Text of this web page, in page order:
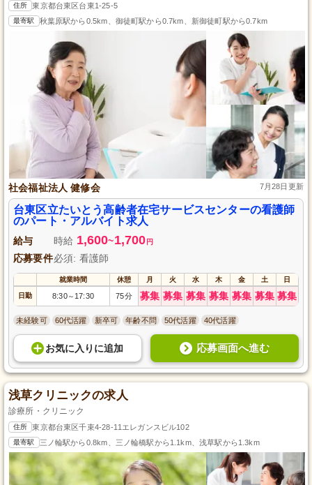
住所 東京都台東区台東1-25-5
最寄駅 秋葉原駅から0.5km、御徒町駅から0.7km、新御徒町駅から0.7km
社会福祉法人 健修会 7月28日更新
台東区立たいとう高齢者在宅サービスセンターの看護師
のパート・アルバイト求人
給与 時給 1,600~1,700 円
応募要件必須: 看護師
就業時間 休憩 月 火 水 木 金 土 日
日勤 8:30～ 17:30 75分 募集 募集 募集 募集 募集 募集 募集
未経験可 60代活躍 新卒可 年齢不問 50代活躍 40代活躍
お気に入り に追加 応募画面へ進む
浅草クリニックの求人
診療所・クリニック
住所 東京都台東区千束4-28-11エレガンスビル102
最寄駅 三ノ輪駅から0.8km、三ノ輪橋駅から1.1km、浅草駅から1.3km